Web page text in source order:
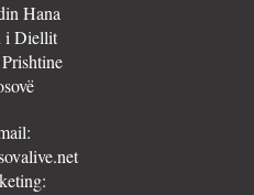
Hana
i Diellit